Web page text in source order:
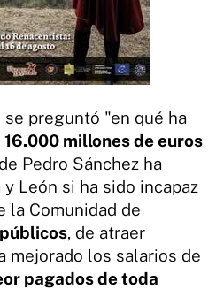
preguntó "en qué ha
16.000 millones de euros
Pedro Sánchez ha
León si ha sido incapaz
la Comunidad de
, de atraer
mejorado los salarios de
pagados de toda